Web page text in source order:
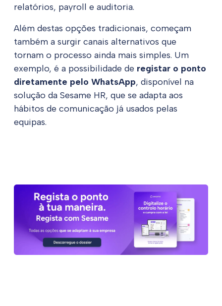
relatórios, payroll e auditoria.
Além destas opções tradicionais, começam
também a surgir canais alternativos que
tornam o processo ainda mais simples. Um
exemplo, é a possibilidade de registar o ponto
diretamente pelo WhatsApp, disponível na
solução da Sesame HR, que se adapta aos
hábitos de comunicação já usados pelas
equipas.